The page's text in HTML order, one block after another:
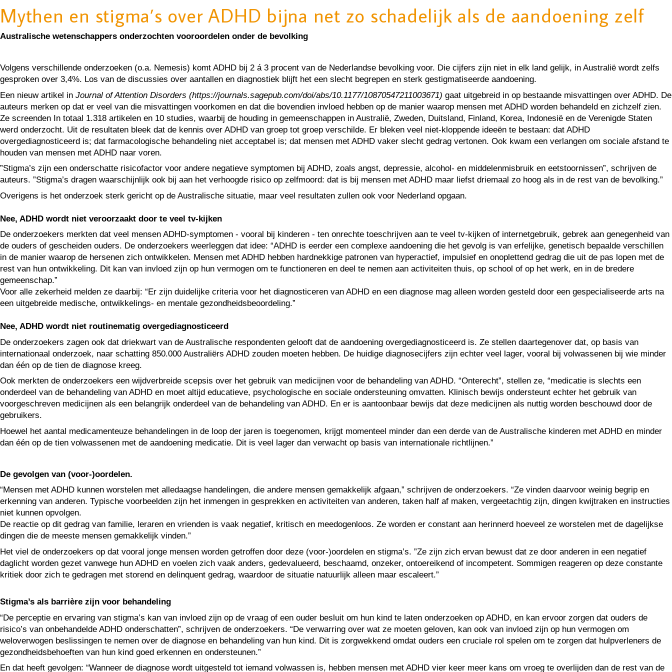
Mythen en stigma’s over ADHD bijna net zo schadelijk als de aandoening zelf
Australische wetenschappers onderzochten vooroordelen onder de bevolking
Volgens verschillende onderzoeken (o.a. Nemesis) komt ADHD bij 2 á 3 procent van de Nederlandse bevolking voor. Die cijfers zijn niet in elk land gelijk, in Australië wordt zelfs
gesproken over 3,4%. Los van de discussies over aantallen en diagnostiek blijft het een slecht begrepen en sterk gestigmatiseerde aandoening.
Een nieuw artikel in Journal of Attention Disorders (https://journals.sagepub.com/doi/abs/10.1177/10870547211003671) gaat uitgebreid in op bestaande misvattingen over ADHD. De
auteurs merken op dat er veel van die misvattingen voorkomen en dat die bovendien invloed hebben op de manier waarop mensen met ADHD worden behandeld en zichzelf zien.
Ze screenden In totaal 1.318 artikelen en 10 studies, waarbij de houding in gemeenschappen in Australië, Zweden, Duitsland, Finland, Korea, Indonesië en de Verenigde Staten
werd onderzocht. Uit de resultaten bleek dat de kennis over ADHD van groep tot groep verschilde. Er bleken veel niet-kloppende ideeën te bestaan: dat ADHD
overgediagnosticeerd is; dat farmacologische behandeling niet acceptabel is; dat mensen met ADHD vaker slecht gedrag vertonen. Ook kwam een verlangen om sociale afstand te
houden van mensen met ADHD naar voren.
”Stigma’s zijn een onderschatte risicofactor voor andere negatieve symptomen bij ADHD, zoals angst, depressie, alcohol- en middelenmisbruik en eetstoornissen”, schrijven de
auteurs. ”Stigma’s dragen waarschijnlijk ook bij aan het verhoogde risico op zelfmoord: dat is bij mensen met ADHD maar liefst driemaal zo hoog als in de rest van de bevolking.”
Overigens is het onderzoek sterk gericht op de Australische situatie, maar veel resultaten zullen ook voor Nederland opgaan.
Nee, ADHD wordt niet veroorzaakt door te veel tv-kijken
De onderzoekers merkten dat veel mensen ADHD-symptomen - vooral bij kinderen - ten onrechte toeschrijven aan te veel tv-kijken of internetgebruik, gebrek aan genegenheid van
de ouders of gescheiden ouders. De onderzoekers weerleggen dat idee: “ADHD is eerder een complexe aandoening die het gevolg is van erfelijke, genetisch bepaalde verschillen
in de manier waarop de hersenen zich ontwikkelen. Mensen met ADHD hebben hardnekkige patronen van hyperactief, impulsief en onoplettend gedrag die uit de pas lopen met de
rest van hun ontwikkeling. Dit kan van invloed zijn op hun vermogen om te functioneren en deel te nemen aan activiteiten thuis, op school of op het werk, en in de bredere
gemeenschap.”
Voor alle zekerheid melden ze daarbij: “Er zijn duidelijke criteria voor het diagnosticeren van ADHD en een diagnose mag alleen worden gesteld door een gespecialiseerde arts na
een uitgebreide medische, ontwikkelings- en mentale gezondheidsbeoordeling.”
Nee, ADHD wordt niet routinematig overgediagnosticeerd
De onderzoekers zagen ook dat driekwart van de Australische respondenten gelooft dat de aandoening overgediagnosticeerd is. Ze stellen daartegenover dat, op basis van
internationaal onderzoek, naar schatting 850.000 Australiërs ADHD zouden moeten hebben. De huidige diagnosecijfers zijn echter veel lager, vooral bij volwassenen bij wie minder
dan één op de tien de diagnose kreeg.
Ook merkten de onderzoekers een wijdverbreide scepsis over het gebruik van medicijnen voor de behandeling van ADHD. “Onterecht”, stellen ze, “medicatie is slechts een
onderdeel van de behandeling van ADHD en moet altijd educatieve, psychologische en sociale ondersteuning omvatten. Klinisch bewijs ondersteunt echter het gebruik van
voorgeschreven medicijnen als een belangrijk onderdeel van de behandeling van ADHD. En er is aantoonbaar bewijs dat deze medicijnen als nuttig worden beschouwd door de
gebruikers.
Hoewel het aantal medicamenteuze behandelingen in de loop der jaren is toegenomen, krijgt momenteel minder dan een derde van de Australische kinderen met ADHD en minder
dan één op de tien volwassenen met de aandoening medicatie. Dit is veel lager dan verwacht op basis van internationale richtlijnen.”
De gevolgen van (voor-)oordelen.
“Mensen met ADHD kunnen worstelen met alledaagse handelingen, die andere mensen gemakkelijk afgaan,” schrijven de onderzoekers. “Ze vinden daarvoor weinig begrip en
erkenning van anderen. Typische voorbeelden zijn het inmengen in gesprekken en activiteiten van anderen, taken half af maken, vergeetachtig zijn, dingen kwijtraken en instructies
niet kunnen opvolgen.
De reactie op dit gedrag van familie, leraren en vrienden is vaak negatief, kritisch en meedogenloos. Ze worden er constant aan herinnerd hoeveel ze worstelen met de dagelijkse
dingen die de meeste mensen gemakkelijk vinden.”
Het viel de onderzoekers op dat vooral jonge mensen worden getroffen door deze (voor-)oordelen en stigma’s. ”Ze zijn zich ervan bewust dat ze door anderen in een negatief
daglicht worden gezet vanwege hun ADHD en voelen zich vaak anders, gedevalueerd, beschaamd, onzeker, ontoereikend of incompetent. Sommigen reageren op deze constante
kritiek door zich te gedragen met storend en delinquent gedrag, waardoor de situatie natuurlijk alleen maar escaleert.”
Stigma’s als barrière zijn voor behandeling
“De perceptie en ervaring van stigma’s kan van invloed zijn op de vraag of een ouder besluit om hun kind te laten onderzoeken op ADHD, en kan ervoor zorgen dat ouders de
risico’s van onbehandelde ADHD onderschatten”, schrijven de onderzoekers. “De verwarring over wat ze moeten geloven, kan ook van invloed zijn op hun vermogen om
weloverwogen beslissingen te nemen over de diagnose en behandeling van hun kind. Dit is zorgwekkend omdat ouders een cruciale rol spelen om te zorgen dat hulpverleners de
gezondheidsbehoeften van hun kind goed erkennen en ondersteunen.”
En dat heeft gevolgen: “Wanneer de diagnose wordt uitgesteld tot iemand volwassen is, hebben mensen met ADHD vier keer meer kans om vroeg te overlijden dan de rest van de